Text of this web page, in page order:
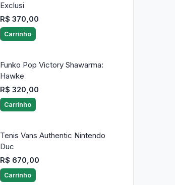
Exclusi
R$ 370,00
Carrinho
Funko Pop Victory Shawarma:
Hawke
R$ 320,00
Carrinho
Tenis Vans Authentic Nintendo
Duc
R$ 670,00
Carrinho